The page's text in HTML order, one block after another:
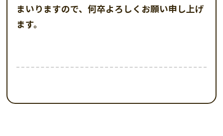
まいりますので、何卒よろしくお願い申し上げ
ます。